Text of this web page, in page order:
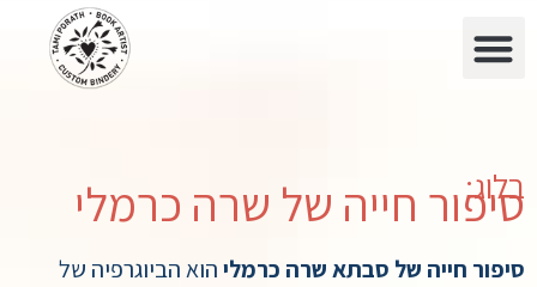
בלוג:
סיפור חייה של שרה כרמלי
סיפור חייה של סבתא שרה כרמליהוא הביוגרפיה של